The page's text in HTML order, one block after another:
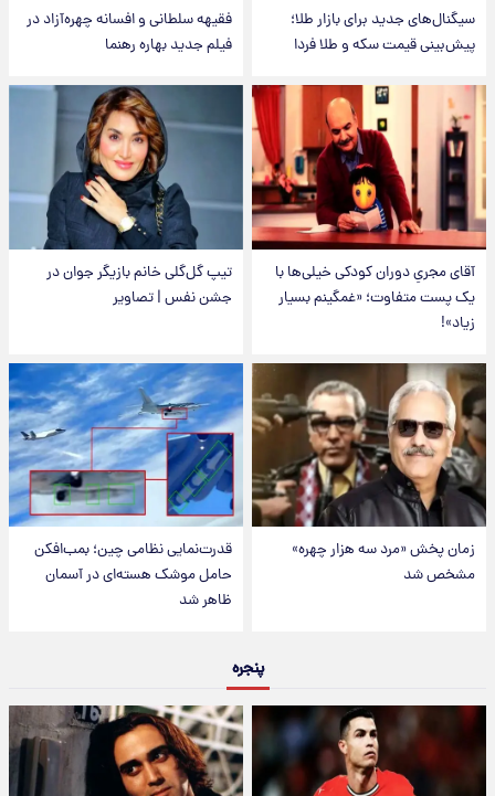
سیگنال‌های جدید برای بازار طلا؛
پیش‌بینی قیمت سکه و طلا فردا
فقیهه سلطانی و افسانه چهره‌آزاد در
فیلم جدید بهاره رهنما
آقای مجریِ دوران کودکی خیلی‌ها با
یک پست متفاوت؛ «غمگینم بسیار
زیاد»!
تیپ گل‌گلی خانم بازیگر جوان در
جشن نفس | تصاویر
زمان پخش «مرد سه هزار چهره»
مشخص شد
قدرت‌نمایی نظامی چین؛ بمب‌افکن
حامل موشک هسته‌ای در آسمان
ظاهر شد
پنجره